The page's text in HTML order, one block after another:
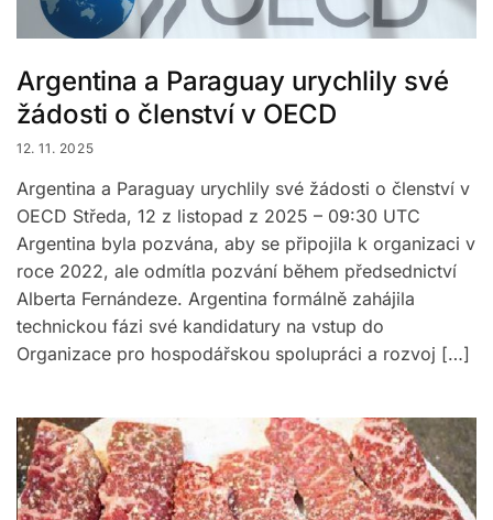
Argentina a Paraguay urychlily své
žádosti o členství v OECD
12. 11. 2025
Argentina a Paraguay urychlily své žádosti o členství v
OECD Středa, 12 z listopad z 2025 – 09:30 UTC
Argentina byla pozvána, aby se připojila k organizaci v
roce 2022, ale odmítla pozvání během předsednictví
Alberta Fernándeze. Argentina formálně zahájila
technickou fázi své kandidatury na vstup do
Organizace pro hospodářskou spolupráci a rozvoj […]